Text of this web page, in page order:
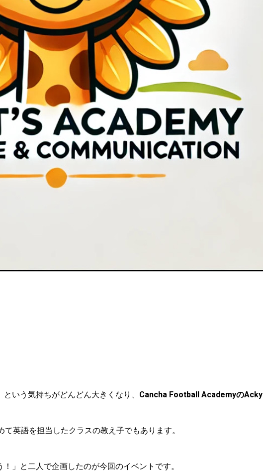
いう気持ちがどんどん大きくなり、 Cancha Football AcademyのAcky
英語を担当したクラスの教え子でもあります。
」と二人で企画したのが今回のイベントです。